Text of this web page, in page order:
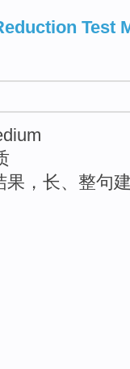
Test
果，长、整句